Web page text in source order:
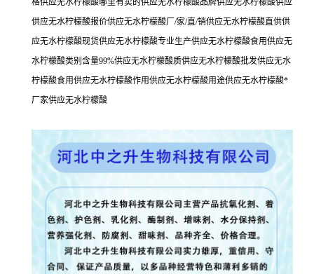
格供应无水柠檬酸哪里有卖的供应无水柠檬酸品牌供应无水柠檬酸供应
供应无水柠檬酸报价供应无水柠檬酸厂/家/直/销供应无水柠檬酸直供供
应无水柠檬酸现货供应无水柠檬酸专业生产供应无水柠檬酸食用供应无
水柠檬酸类别含量99%供应无水柠檬酸质供应无水柠檬酸批发供应无水
柠檬酸食用供应无水柠檬酸作用供应无水柠檬酸用途供应无水柠檬酸*
厂家供应无水柠檬酸